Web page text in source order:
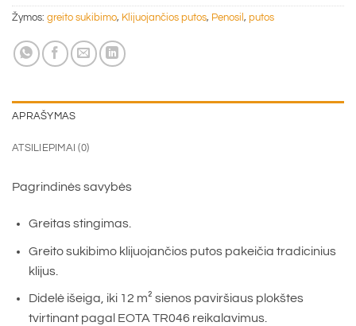
Žymos: greito sukibimo, Klijuojančios putos, Penosil , putos
APRAŠYMAS
ATSILIEPIMAI (0)
Pagrindinės savybės
Greitas stingimas.
Greito sukibimo klijuojančios putos pakeičia tradicinius
klijus.
Didelė išeiga, iki 12 m² sienos paviršiaus plokštes
tvirtinant pagal EOTA TR046 reikalavimus.